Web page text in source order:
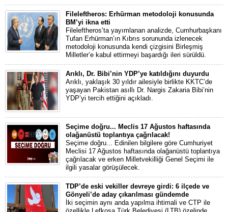
Fileleftheros: Erhürman metodoloji konusunda
BM’yi ikna etti
Fileleftheros’ta yayımlanan analizde, Cumhurbaşkanı
Tufan Erhürman’ın Kıbrıs sorununda izlenecek
metodoloji konusunda kendi çizgisini Birleşmiş
Milletler’e kabul ettirmeyi başardığı ileri sürüldü.
Arıklı, Dr. Bibi’nin YDP’ye katıldığını duyurdu
Arıklı, yaklaşık 30 yıldır ailesiyle birlikte KKTC’de
yaşayan Pakistan asıllı Dr. Nargis Zakaria Bibi’nin
YDP’yi tercih ettiğini açıkladı.
Seçime doğru... Meclis 17 Ağustos haftasında
olağanüstü toplantıya çağrılacak!
Seçime doğru... Edinilen bilgilere göre Cumhuriyet
Meclisi 17 Ağustos haftasında olağanüstü toplantıya
çağrılacak ve erken Milletvekilliği Genel Seçimi ile
ilgili yasalar görüşülecek.
TDP’de eski vekiller devreye girdi: 6 ilçede ve
Gönyeli’de aday çıkarılması gündemde
İki seçimin aynı anda yapılma ihtimali ve CTP ile